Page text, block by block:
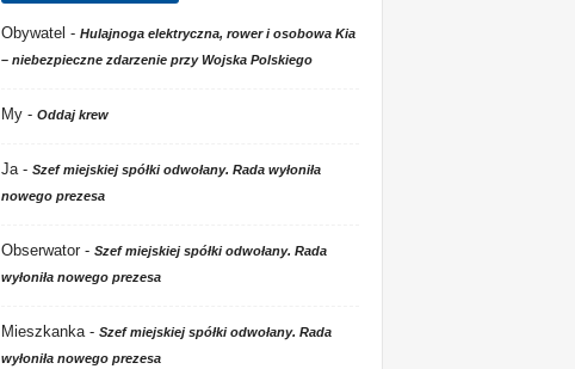
Obywatel - Hulajnoga elektryczna, rower i osobowa Kia
– niebezpieczne zdarzenie przy Wojska Polskiego
My- Oddaj krew
Ja- Szef miejskiej spółki odwołany. Rada wyłoniła
nowego prezesa
Obserwator- Szef miejskiej spółki odwołany. Rada
wyłoniła nowego prezesa
Mieszkanka- Szef miejskiej spółki odwołany. Rada
wyłoniła nowego prezesa